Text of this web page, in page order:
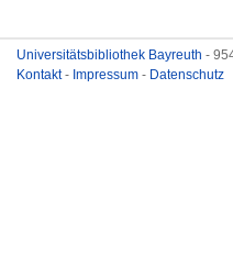
Universitätsbibliothek Bayreuth -
Kontakt- Impressum - Datenschutz